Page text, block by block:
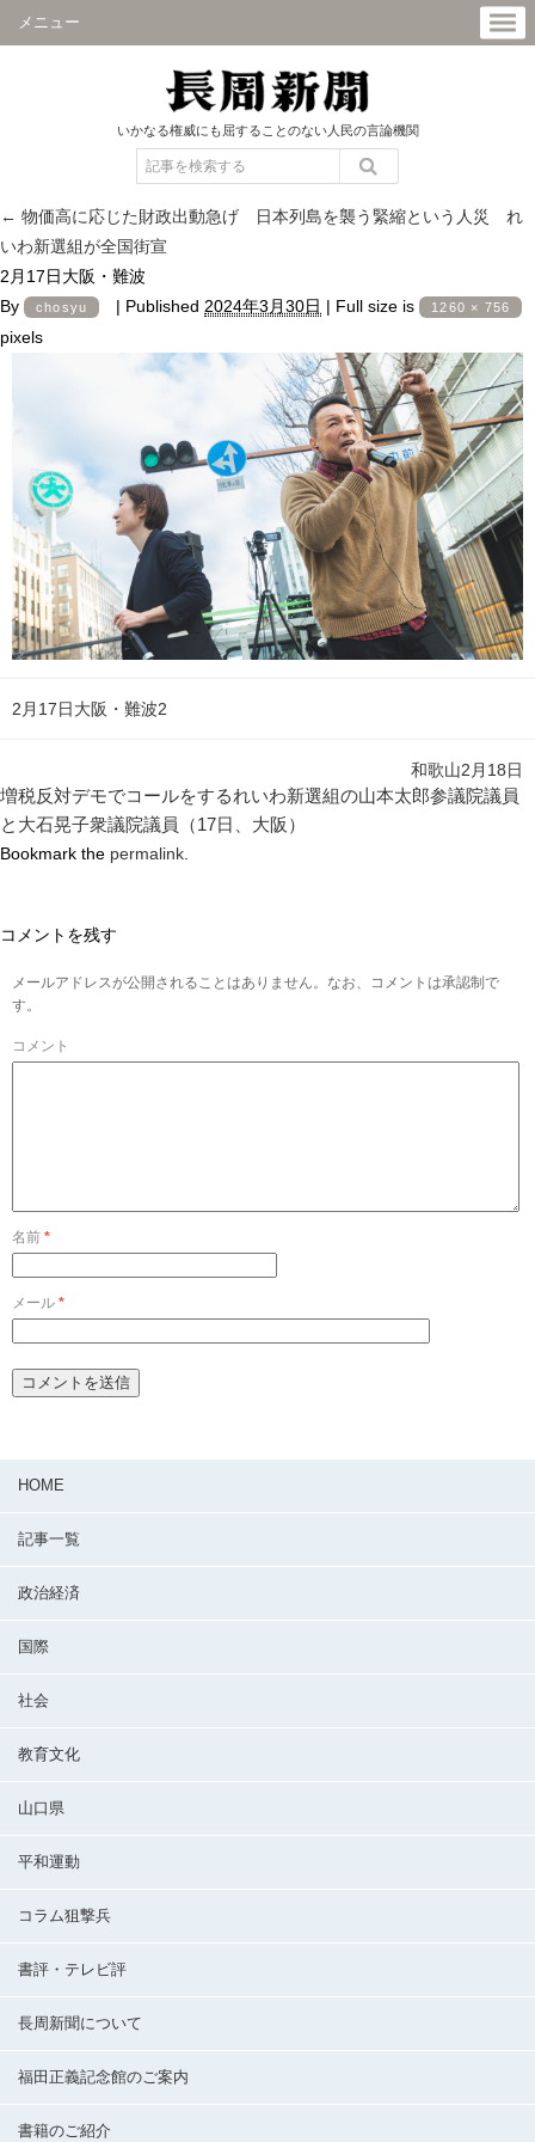
メニュー
いかなる権威にも屈することのない人民の言論機関
← 物価高に応じた財政出動急げ 日本列島を襲う緊縮という人災 れ
いわ新選組が全国街宣
2月17日大阪・難波
By
chosyu | Published 2024年3月30日 | Full size is 1260 × 756
pixels
2月17日大阪・難波2
和歌山2月18日
増税反対デモでコールをするれいわ新選組の山本太郎参議院議員
と大石晃子衆議院議員（17日、大阪）
Bookmark the permalink
コメントを残す
メールアドレスが公開されることはありません。なお、コメントは承認制で
す。
コメント
名前 *
メール *
HOME
記事一覧
政治経済
国際
社会
教育文化
山口県
平和運動
コラム狙撃兵
書評・テレビ評
長周新聞について
福田正義記念館のご案内
書籍のご紹介